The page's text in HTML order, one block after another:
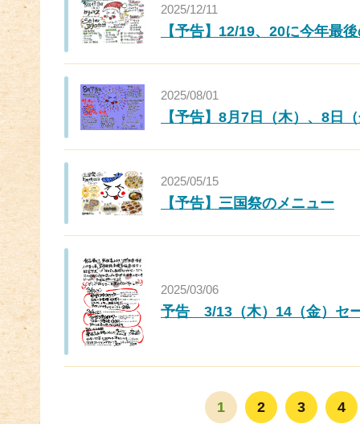
2025/12/11
【予告】12/19、20に今年最
2025/08/01
【予告】8月7日（木）、8日
2025/05/15
【予告】三国祭のメニュー
2025/03/06
予告 3/13（木）14（金）セ
1 2 3 4